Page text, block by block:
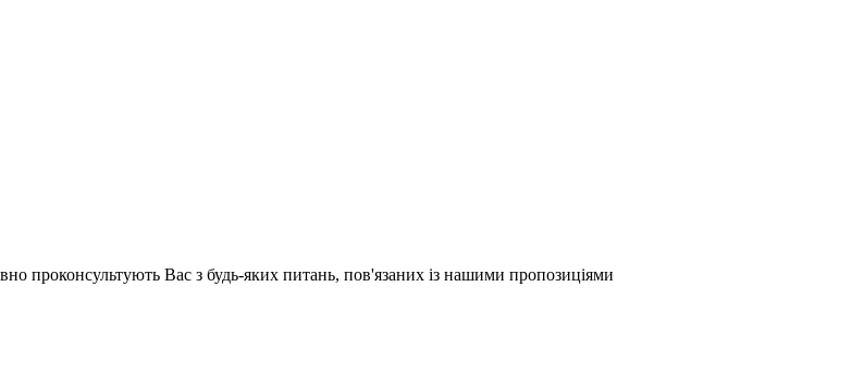
проконсультують Вас з будь-яких питань, пов'язаних із нашими пропозиціями